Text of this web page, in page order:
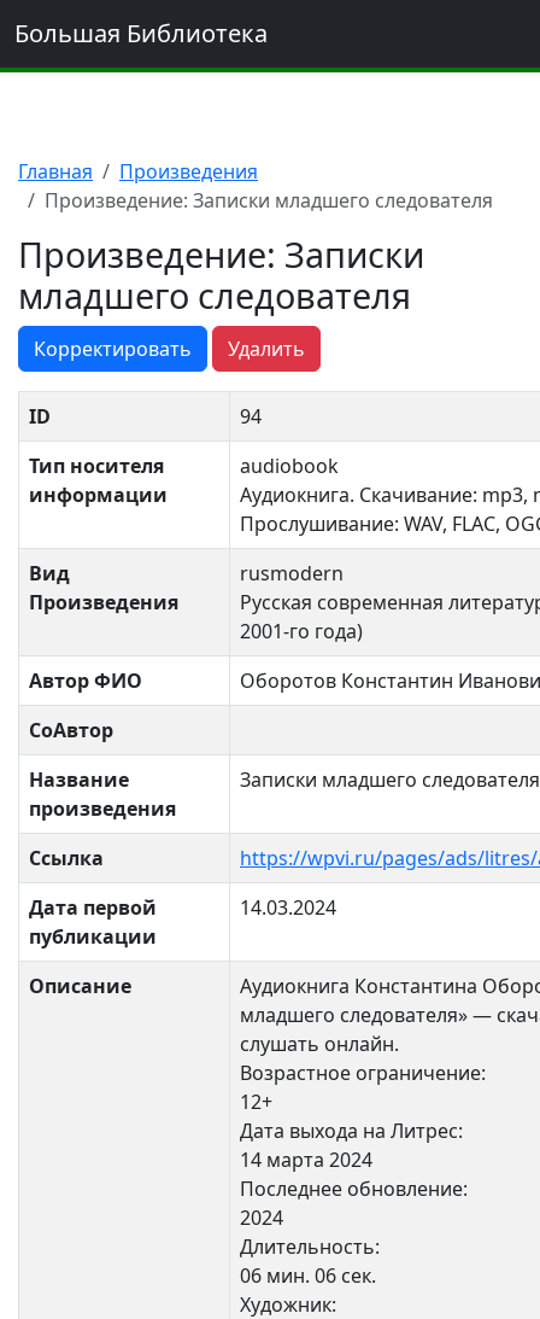
Большая Библиотека
Главная
Произведения
Произведение: Записки младшего следователя
Произведение: Записки
младшего следователя
Корректировать Удалить
ID
94
Тип носителя
информации
audiobook
Аудиокнига. Скачивание: mp3,
Прослушивание: WAV, FLAC,
Вид
Произведения
rusmodern
Русская современная
2001-го года)
Автор ФИО
Оборотов Константин
СоАвтор
Название
произведения
Записки младшего следователя
Ссылка
https://wpvi.ru/pages/ads/
Дата первой
публикации
14.03.2024
Описание
Аудиокнига Константина
младшего следователя» —
слушать онлайн.
Возрастное ограничение:
12+
Дата выхода на Литрес:
14 марта 2024
Последнее обновление:
2024
Длительность:
06 мин. 06 сек.
Художник: